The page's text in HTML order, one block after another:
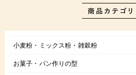
小麦粉・ミックス粉・雑穀粉
お菓子・パン作りの型